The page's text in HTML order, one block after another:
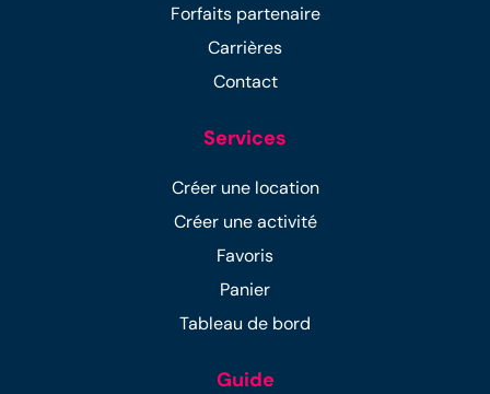
Forfaits partenaire
Carrières
Contact
Services
Créer une location
Créer une activité
Favoris
Panier
Tableau de bord
Guide